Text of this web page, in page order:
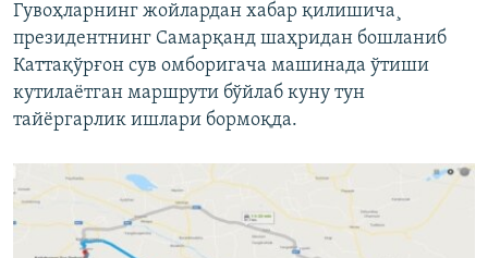
Гувоҳларнинг жойлардан хабар қилишича¸
президентнинг Самарқанд шаҳридан бошланиб
Каттақўрғон сув омборигача машинада ўтиши
кутилаëтган маршрути бўйлаб куну тун
тайëргарлик ишлари бормоқда.